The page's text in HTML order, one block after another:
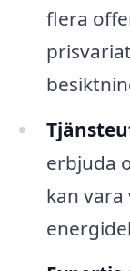
flera
erbjuda
kan